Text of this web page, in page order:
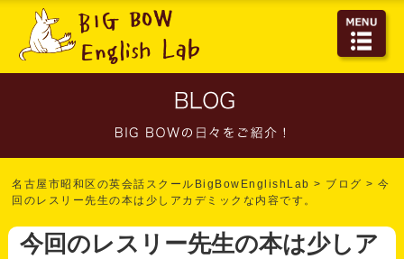
名古屋市昭和区の英会話スクールBigBowEnglishLab > ブログ >今
回のレスリー先生の本は少しアカデミックな内容です。
今回のレスリー先生の本は少しア